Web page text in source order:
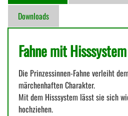
Downloads
Fahne mit Hisssystem
Die Prinzessinnen-Fahne verleiht
märchenhaften Charakter.
Mit dem Hisssystem lässt sie sich
hochziehen.